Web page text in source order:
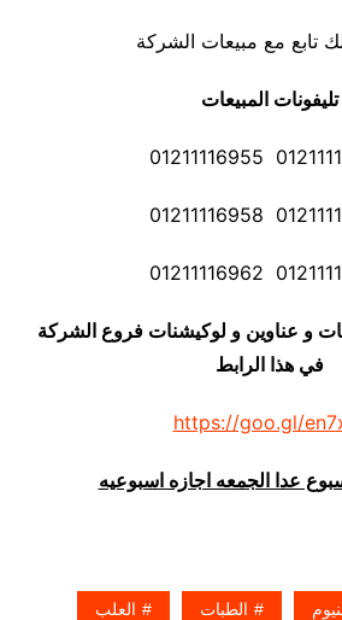
تابع مع مبيعات الشركة
تليفونات المبيعات
01211116954
01211116956
01211116955
و عناوين و لوكيشنات فروع الشركة
في هذا الرابط
https://goo.gl/
عدا الجمعه اجازه اسبوعيه
الطبات العلب